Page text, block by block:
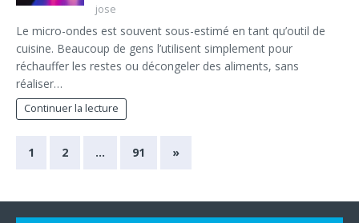
jose
Le micro-ondes est souvent sous-estimé en tant qu’outil de
cuisine. Beaucoup de gens l’utilisent simplement pour
réchauffer les restes ou décongeler des aliments, sans
réaliser…
Continuer la lecture
1 2 … 91 »